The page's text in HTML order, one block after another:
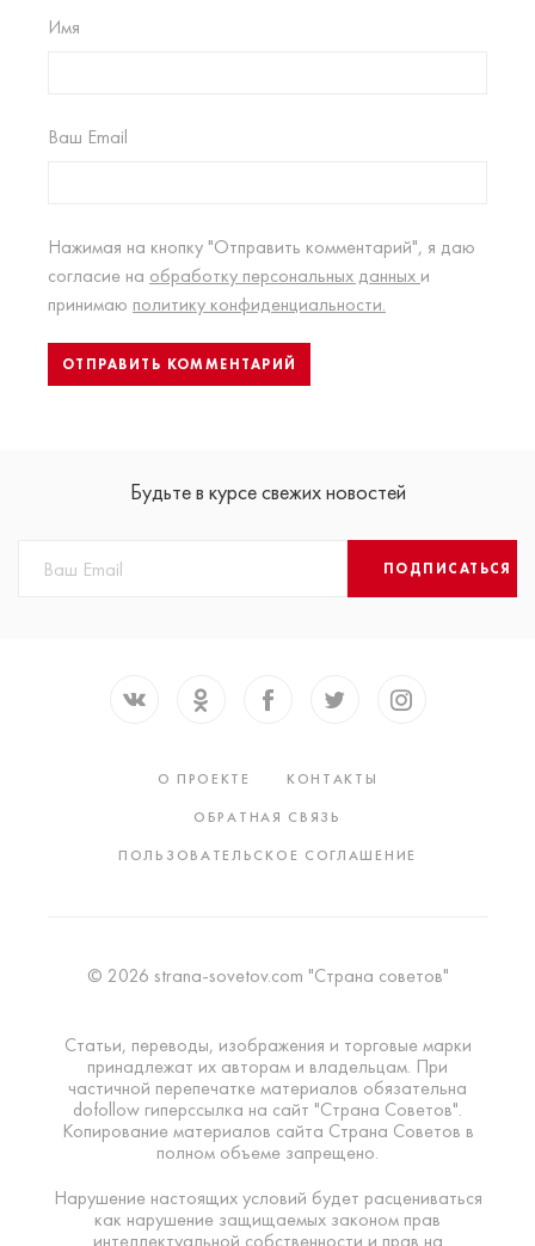
Имя
Ваш Email
Нажимая на кнопку "Отправить комментарий", я даю
согласие на обработку персональных данных и
принимаю политику конфиденциальности.
Будьте в курсе свежих новостей
ПОДПИСАТЬСЯ
О ПРОЕКТЕ
КОНТАКТЫ
ОБРАТНАЯ СВЯЗЬ
ПОЛЬЗОВАТЕЛЬСКОЕ СОГЛАШЕНИЕ
© 2026 strana-sovetov.com "Страна советов"
Статьи, переводы, изображения и торговые марки
принадлежат их авторам и владельцам. При
частичной перепечатке материалов обязательна
dofollow гиперссылка на сайт "Страна Советов".
Копирование материалов сайта Страна Советов в
полном объеме запрещено.
Нарушение настоящих условий будет расцениваться
как нарушение защищаемых законом прав